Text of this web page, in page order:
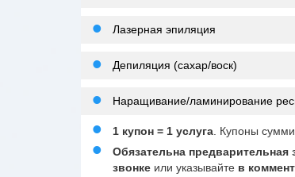
Лазерная эпиляция
Депиляция (сахар/воск)
Наращивание/ламинирование
1 купон = 1 услуга . Купоны
Обязательна предварительная
звонке или указывайте в